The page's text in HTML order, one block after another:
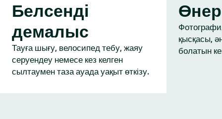
Белсенді
демалыс
Тауға шығу, велосипед тебу, жаяу
серуендеу немесе кез келген
сылтаумен таза ауада уақыт өткізу.
Өнер
қысқасы,
болатын